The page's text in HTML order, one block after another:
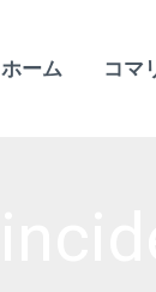
ホーム コマ